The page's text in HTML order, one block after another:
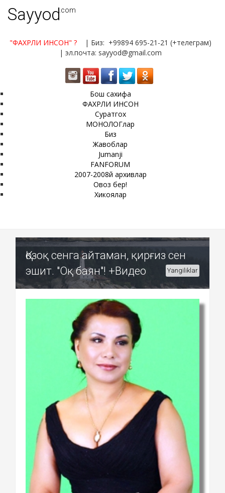
Sayyod.com
"ФАХРЛИ ИНСОН" ?
| Биз: +99894 695-21-21 (+телеграм)
| эл.почта: sayyod@gmail.com
Бош сахифа
ФАХРЛИ ИНСОН
Суратгох
МОНОЛОГлар
Биз
Жавоблар
Jumanji
FANFORUM
2007-2008й архивлар
Овоз бер!
Хикоялар
Қозоқ сенга айтаман, қирғиз сен
эшит. "Оқ баян"! +Видео
Yangiliklar